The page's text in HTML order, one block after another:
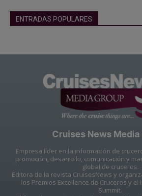
ENTRADAS POPULARES
Cruises News Media
Empresa líder en la información de
promoción, desarrollo, comunicación y
global de cruceros.
Editora de la revista CruisesNews y
los Premios Excellence de Cruceros y
Summit.